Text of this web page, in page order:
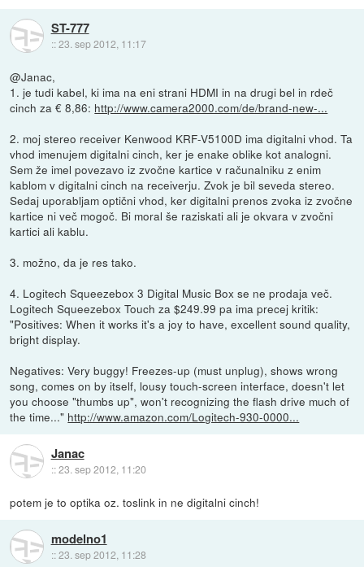
ST-777
::23. sep 2012, 11:17
@Janac,
1. je tudi kabel, ki ima na eni strani HDMI in na drugi bel in rdeč
cinch za € 8,86: http://www.camera2000.com/de/brand-new-...
2. moj stereo receiver Kenwood KRF-V5100D ima digitalni vhod. Ta
vhod imenujem digitalni cinch, ker je enake oblike kot analogni.
Sem že imel povezavo iz zvočne kartice v računalniku z enim
kablom v digitalni cinch na receiverju. Zvok je bil seveda stereo.
Sedaj uporabljam optični vhod, ker digitalni prenos zvoka iz zvočne
kartice ni več mogoč. Bi moral še raziskati ali je okvara v zvočni
kartici ali kablu.
3. možno, da je res tako.
4. Logitech Squeezebox 3 Digital Music Box se ne prodaja več.
Logitech Squeezebox Touch za $249.99 pa ima precej kritik:
"Positives: When it works it's a joy to have, excellent sound quality,
bright display.
Negatives: Very buggy! Freezes-up (must unplug), shows wrong
song, comes on by itself, lousy touch-screen interface, doesn't let
you choose "thumbs up", won't recognizing the flash drive much of
the time..." http://www.amazon.com/Logitech-930-0000...
Janac
::23. sep 2012, 11:20
potem je to optika oz. toslink in ne digitalni cinch!
modelno1
::23. sep 2012, 11:28